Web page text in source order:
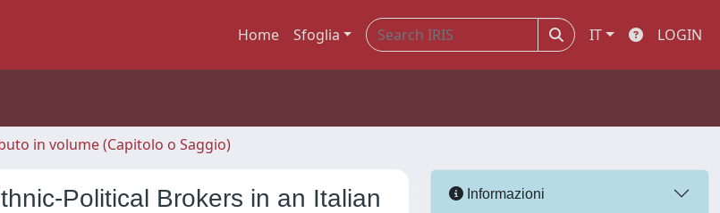
Home Sfoglia IT LOGIN
in volume (Capitolo o Saggio)
Political Brokers in an Italian
Informazioni